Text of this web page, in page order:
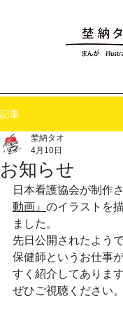
記事
お知らせ
埜納タオ
4月10日
日本看護協会が制作
動画』 のイラストを
ました。
先日公開されたようで
保健師というお仕事
すく紹介してあります
ぜひご視聴ください。